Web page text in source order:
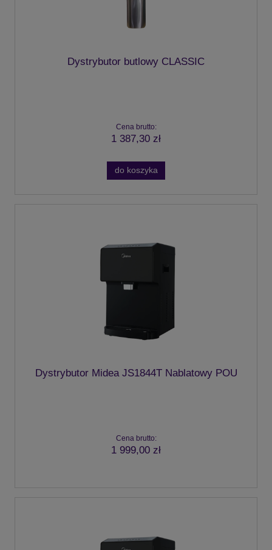
Dystrybutor butlowy CLASSIC
Cena brutto:
1 387,30 zł
do koszyka
Dystrybutor Midea JS1844T Nablatowy POU
Cena brutto:
1 999,00 zł